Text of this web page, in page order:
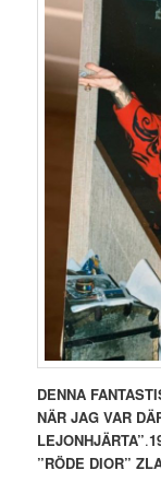
DENNA
NÄR JAG VAR
LEJONHJÄRTA”.
”RÖDE DIOR”